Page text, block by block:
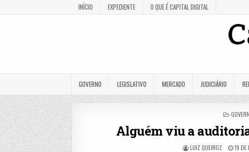
INÍCIO EXPEDIENTE O QUE É CAPITAL DIGITAL
GOVERNO LEGISLATIVO MERCADO JUDICIÁRIO
Alguém viu a
LUIZ QUEIROZ 19 DE